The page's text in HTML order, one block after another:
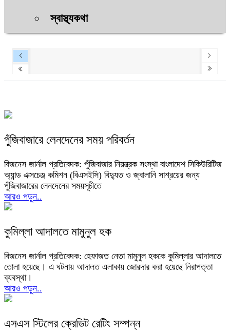
স্বাস্থ্যকথা
পুঁজিবাজারে লেনদেনের সময় পরিবর্তন
বিজনেস জার্নাল প্রতিবেদক: পুঁজিবাজার নিয়ন্ত্রক সংস্থা বাংলাদেশ সিকিউরিটিজ
অ্যান্ড এক্সচেঞ্জ কমিশন (বিএসইসি) বিদ্যুত ও জ্বালানি সাশ্রয়ের জন্য
পুঁজিবাজারের লেনদেনের সময়সূচীতে
আরও পড়ুন..
কুমিল্লা আদালতে মামুনুল হক
বিজনেস জার্নাল প্রতিবেদক: হেফাজত নেতা মামুনুল হককে কুমিল্লার আদালতে
তোলা হয়েছে। এ ঘটনায় আদালত এলাকায় জোরদার করা হয়েছে নিরাপত্তা
ব্যবস্থা।
আরও পড়ুন..
এসএস স্টিলের ক্রেডিট রেটিং সম্পন্ন